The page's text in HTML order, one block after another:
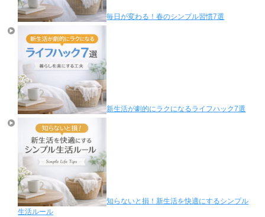
毎日が変わる！春のシンプル習慣7選
新生活が劇的にラクになるライフハック7選
知らないと損！新生活を快適にするシンプル
生活ルール